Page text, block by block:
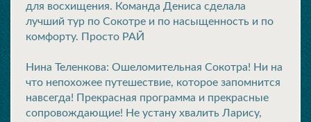
для восхищения. Команда Дениса сделала
лучший тур по Сокотре и по насыщенность и по
комфорту. Просто РАЙ
Нина Теленкова: Ошеломительная Сокотра! Ни на
что непохожее путешествие, которое запомнится
навсегда! Прекрасная программа и прекрасные
сопровождающие! Не устану хвалить Ларису,